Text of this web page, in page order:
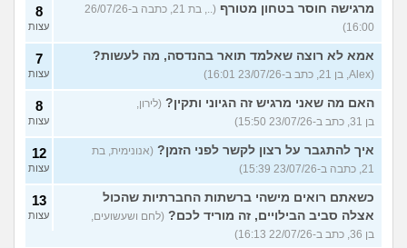
מרגישה חוסר בטחון מטורף
(.., בת 21, כתבה ב-26/07/26
16:00)
8
עצות
אמא לא רוצה שאלמד תואר בהנדסה, מה לעשות?
(Alex, בן 21, כתב ב-23/07/26 16:01)
7
עצות
האם מה שאני מרגיש זה הגיוני ותקין? (לירון,
בן 31, כתב ב-23/07/26 15:50)
8
עצות
איך להתגבר על רצון לקשר לפני הזמן? (אנונימית, בת
21, כתבה ב-23/07/26 15:39)
12
עצות
כשאתם רואים מישהי ברשתות החברתיות שהכול
אצלה סביב הבילויים, זה מוריד לכם? (לחם ושעשועים,
בן 36, כתב ב-22/07/26 16:13)
13
עצות